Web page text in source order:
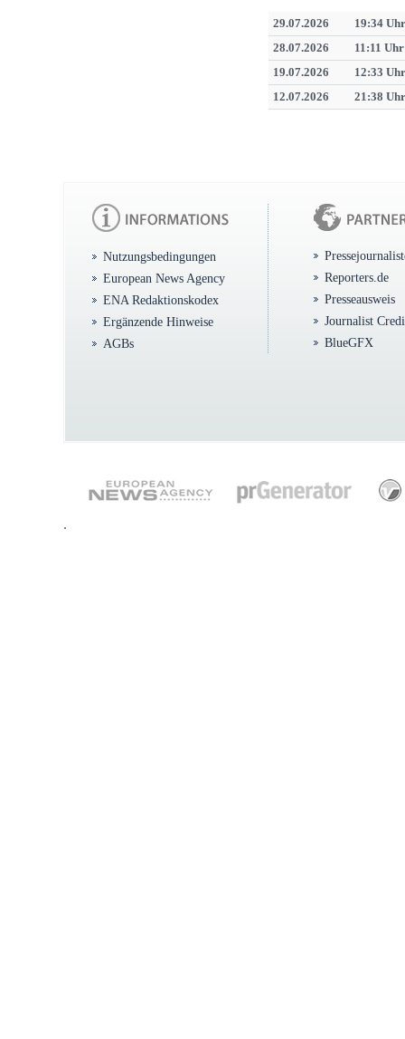
29.07.2026
19:34 Uhr
28.07.2026
11:11 Uhr
19.07.2026
12:33 Uhr
12.07.2026
21:38 Uhr
Nutzungsbedingungen
European News Agency
ENA Redaktionskodex
Ergänzende Hinweise
AGBs
Reporters.de
Presseausweis
Journalist
BlueGFX
.